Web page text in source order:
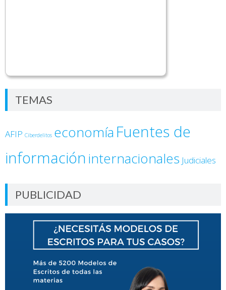
TEMAS
AFIP Ciberdelitos economía Fuentes de
informacióninternacionales Judiciales
PUBLICIDAD